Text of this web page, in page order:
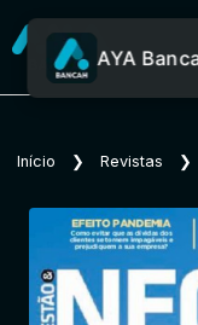
AYA
Início ❯ Revistas ❯